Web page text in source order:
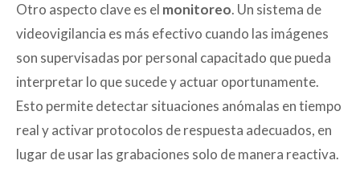
Otro aspecto clave es el monitoreo. Un sistema de
videovigilancia es más efectivo cuando las imágenes
son supervisadas por personal capacitado que pueda
interpretar lo que sucede y actuar oportunamente.
Esto permite detectar situaciones anómalas en tiempo
real y activar protocolos de respuesta adecuados, en
lugar de usar las grabaciones solo de manera reactiva.